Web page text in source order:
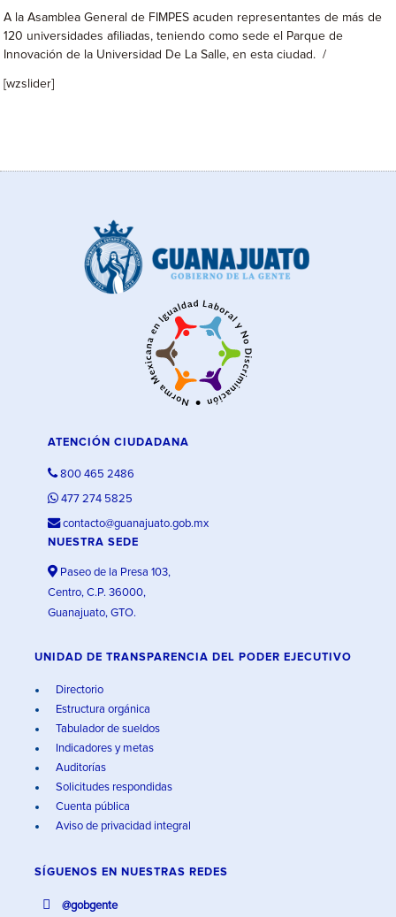
A la Asamblea General de FIMPES acuden representantes de más de
120 universidades afiliadas, teniendo como sede el Parque de
Innovación de la Universidad De La Salle, en esta ciudad. /
[wzslider]
ATENCIÓN CIUDADANA
800 465 2486
477 274 5825
contacto@guanajuato.gob.mx
NUESTRA SEDE
Paseo de la Presa 103,
Centro, C.P. 36000,
Guanajuato, GTO.
UNIDAD DE TRANSPARENCIA DEL PODER EJECUTIVO
Directorio
Estructura orgánica
Tabulador de sueldos
Indicadores y metas
Auditorías
Solicitudes respondidas
Cuenta pública
Aviso de privacidad integral
SÍGUENOS EN NUESTRAS REDES
@gobgente